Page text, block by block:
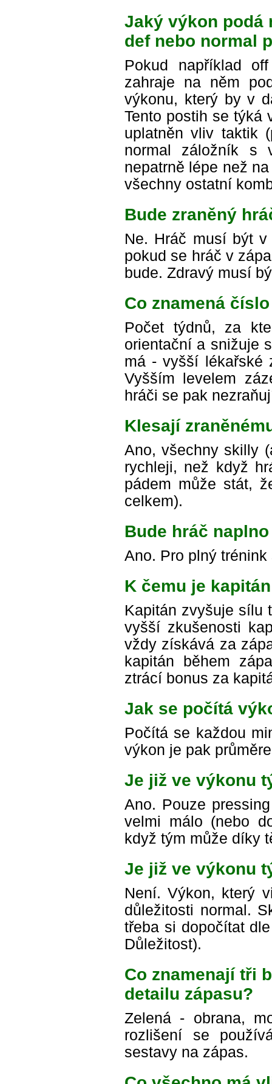
Jaký výkon podá
def nebo normal
Pokud například
zahraje na něm
výkonu, který by v
Tento postih se týká
uplatněn vliv taktik
normal záložník s
nepatrně lépe než
všechny ostatní
Bude zraněný
Ne. Hráč musí být
pokud se hráč v
bude. Zdravý musí
Co znamená
Počet týdnů, za
orientační a snižuje
má - vyšší lékařské
Vyšším levelem
hráči se pak
Klesají
Ano, všechny skilly
rychleji, než když
pádem může stát,
celkem).
Bude hráč
Ano. Pro plný
K čemu je
Kapitán zvyšuje sílu
vyšší zkušenosti
vždy získává za
kapitán během
ztrácí bonus za
Jak se počítá
Počítá se každou
výkon je pak
Je již ve výkonu
Ano. Pouze
velmi málo (nebo
když tým může díky
Je již ve výkonu
Není. Výkon, který
důležitosti normal.
třeba si dopočítat
Důležitost).
Co znamenají tři
detailu zápasu?
Zelená - obrana,
rozlišení se
sestavy na zápas.